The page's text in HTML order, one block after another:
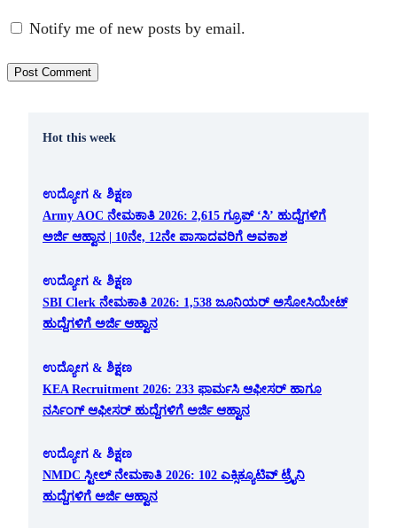
Notify me of new posts by email.
Hot this week
ಉದ್ಯೋಗ & ಶಿಕ್ಷಣ
Army AOC ನೇಮಕಾತಿ 2026: 2,615 ಗ್ರೂಪ್ ‘ಸಿ’ ಹುದ್ದೆಗಳಿಗೆ
ಅರ್ಜಿ ಆಹ್ವಾನ | 10ನೇ, 12ನೇ ಪಾಸಾದವರಿಗೆ ಅವಕಾಶ
ಉದ್ಯೋಗ & ಶಿಕ್ಷಣ
SBI Clerk ನೇಮಕಾತಿ 2026: 1,538 ಜೂನಿಯರ್ ಅಸೋಸಿಯೇಟ್
ಹುದ್ದೆಗಳಿಗೆ ಅರ್ಜಿ ಆಹ್ವಾನ
ಉದ್ಯೋಗ & ಶಿಕ್ಷಣ
KEA Recruitment 2026: 233 ಫಾರ್ಮಸಿ ಆಫೀಸರ್ ಹಾಗೂ
ನರ್ಸಿಂಗ್ ಆಫೀಸರ್ ಹುದ್ದೆಗಳಿಗೆ ಅರ್ಜಿ ಆಹ್ವಾನ
ಉದ್ಯೋಗ & ಶಿಕ್ಷಣ
NMDC ಸ್ಟೀಲ್ ನೇಮಕಾತಿ 2026: 102 ಎಕ್ಸಿಕ್ಯೂಟಿವ್ ಟ್ರೈನಿ
ಹುದ್ದೆಗಳಿಗೆ ಅರ್ಜಿ ಆಹ್ವಾನ